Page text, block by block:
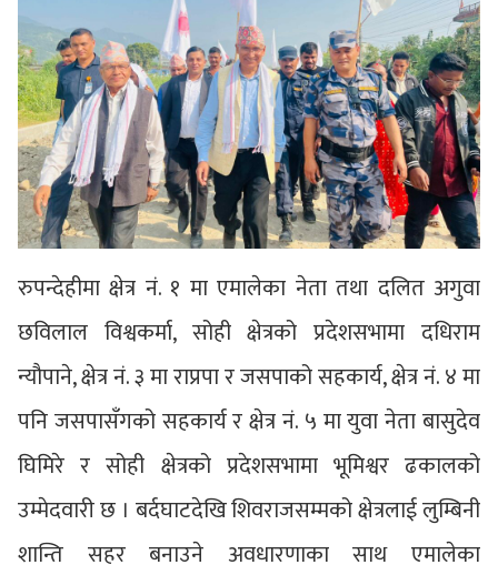
रुपन्देहीमा क्षेत्र नं. १ मा एमालेका नेता तथा दलित अगुवा
छविलाल विश्वकर्मा, सोही क्षेत्रको प्रदेशसभामा दधिराम
न्यौपाने, क्षेत्र नं. ३ मा राप्रपा र जसपाको सहकार्य, क्षेत्र नं. ४ मा
पनि जसपासँगको सहकार्य र क्षेत्र नं. ५ मा युवा नेता बासुदेव
घिमिरे र सोही क्षेत्रको प्रदेशसभामा भूमिश्वर ढकालको
उम्मेदवारी छ । बर्दघाटदेखि शिवराजसम्मको क्षेत्रलाई लुम्बिनी
शान्ति सहर बनाउने अवधारणाका साथ एमालेका